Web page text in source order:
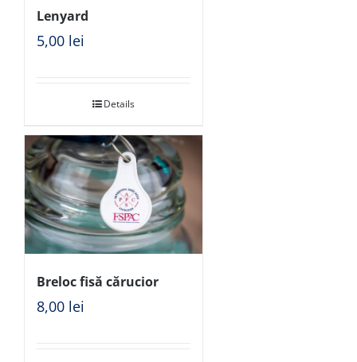
Lenyard
5,00 lei
Details
Breloc fisă cărucior
8,00 lei